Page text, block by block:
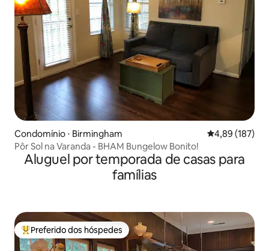
Condomínio ⋅ Birmingham 4,89 de uma
4,89 (187)
Pôr Sol na Varanda - BHAM Bungelow Bonito!
Aluguel por temporada de casas para
famílias
Entre os melhores preferidos dos hóspedes
Preferido dos hóspedes